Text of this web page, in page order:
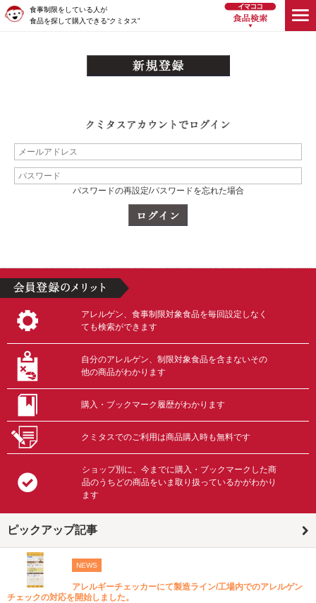
食事制限をしている人が
食品を探して購入できる“クミタス”
パスワードの再設定/パスワードを忘れた場合
アレルゲン、食事制限対象食品を毎回設定しなく
ても検索ができます
自分のアレルゲン、制限対象食品を含まないその
他の商品がわかります
購入・ブックマーク履歴がわかります
クミタスでのご利用は商品購入時も無料です
ショップ別に、今までに購入・ブックマークした商
品のうちどの商品をいま取り扱っているかがわかり
ます
ピックアップ記事
NEWS
アレルギーチェッカーにて製造ライン/工場内でのアレルゲン
チェックの対応を開始しました。